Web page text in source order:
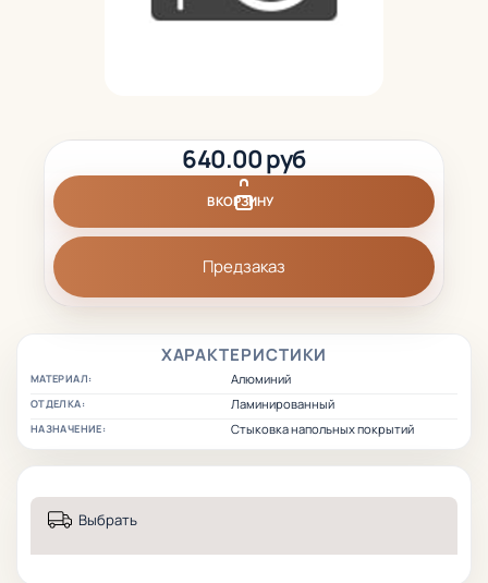
ХАРАКТЕРИСТИКИ
МАТЕРИАЛ: Алюминий
ОТДЕЛКА: Ламинированный
НАЗНАЧЕНИЕ: Стыковка напольных покрытий
640.00 руб
В КОРЗИНУ
Предзаказ
Выбрать